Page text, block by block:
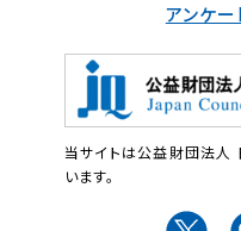
アンケー
当サイトは公益財団法
います。